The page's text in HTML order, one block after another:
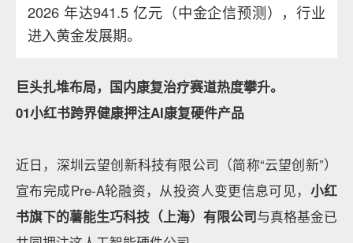
2026 年达941.5 亿元（中金企信预测），行业
进入黄金发展期。
巨头扎堆布局，国内康复治疗赛道热度攀升。
01小红书跨界健康押注AI康复硬件产品
近日，深圳云望创新科技有限公司（简称“云望创新”）
宣布完成Pre-A轮融资，从投资人变更信息可见， 小红
书旗下的薯能生巧科技（上海）有限公司与真格基金已